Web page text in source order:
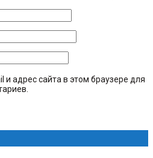
и адрес сайта в этом браузере для